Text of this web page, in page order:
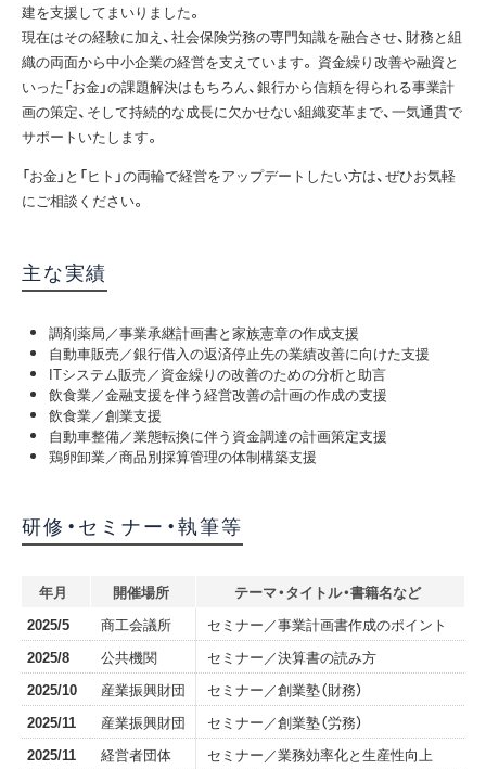
建を支援してまいりました。
現在はその経験に加え、社会保険労務の専門知識を融合させ、財務と組
織の両面から中小企業の経営を支えています。 資金繰り改善や融資と
いった「お金」の課題解決はもちろん、銀行から信頼を得られる事業計
画の策定、そして持続的な成長に欠かせない組織変革まで、一気通貫で
サポートいたします。
「お金」と「ヒト」の両輪で経営をアップデートしたい方は、ぜひお気軽
にご相談ください。
主な実績
調剤薬局／事業承継計画書と家族憲章の作成支援
自動車販売／銀行借入の返済停止先の業績改善に向けた支援
ITシステム販売／資金繰りの改善のための分析と助言
飲食業／金融支援を伴う経営改善の計画の作成の支援
飲食業／創業支援
自動車整備／業態転換に伴う資金調達の計画策定支援
鶏卵卸業／商品別採算管理の体制構築支援
研修・セミナー・執筆等
年月 開催場所
テーマ・タイトル・書籍名など
2025/5
商工会議所
セミナー／事業計画書作成のポイント
2025/8
公共機関
セミナー／決算書の読み方
2025/10
産業振興財団
セミナー／創業塾（財務）
2025/11
産業振興財団
セミナー／創業塾（労務）
2025/11
経営者団体
セミナー／業務効率化と生産性向上